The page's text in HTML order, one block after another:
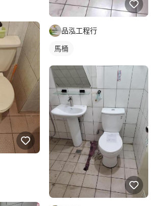
品泓工程行
馬桶